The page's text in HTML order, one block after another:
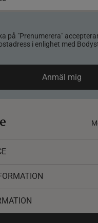
på "Prenumerera"
i enlighet med
Anmäl mig